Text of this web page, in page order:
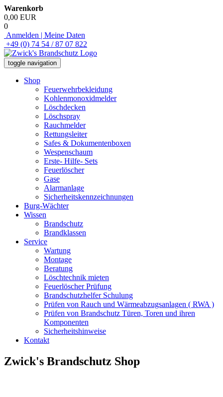
Warenkorb
0,00 EUR
0
Anmelden | Meine Daten
+49 (0) 74 54 / 87 07 822
toggle navigation
Shop
Feuerwehrbekleidung
Kohlenmonoxidmelder
Löschdecken
Löschspray
Rauchmelder
Rettungsleiter
Safes & Dokumentenboxen
Wespenschaum
Erste- Hilfe- Sets
Feuerlöscher
Gase
Alarmanlage
Sicherheitskennzeichnungen
Burg-Wächter
Wissen
Brandschutz
Brandklassen
Service
Wartung
Montage
Beratung
Löschtechnik mieten
Feuerlöscher Prüfung
Brandschutzhelfer Schulung
Prüfen von Rauch und Wärmeabzugsanlagen ( RWA )
Prüfen von Brandschutz Türen, Toren und ihren
Komponenten
Sicherheitshinweise
Kontakt
Zwick's Brandschutz Shop